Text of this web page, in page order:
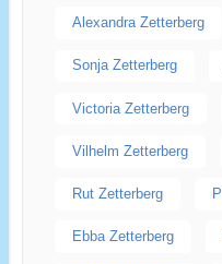
Alexandra Zetterberg
Sonja Zetterberg
Victoria Zetterberg
Vilhelm Zetterberg
Rut Zetterberg
Ebba Zetterberg